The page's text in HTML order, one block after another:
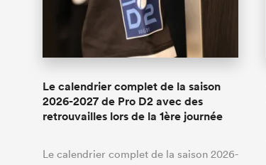
Le calendrier complet de la saison
2026-2027 de Pro D2 avec des
retrouvailles lors de la 1ère journée
Le calendrier complet de la saison 2026-